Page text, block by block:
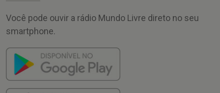
Você pode ouvir a rádio Mundo Livre direto no seu
smartphone.